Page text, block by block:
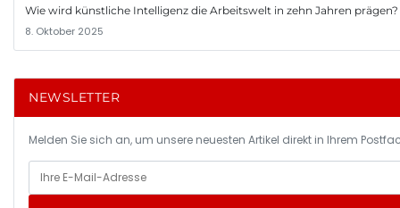
Wie wird künstliche Intelligenz die Arbeitswelt in zehn Jahren prägen?
8. Oktober 2025
NEWSLETTER
Melden Sie sich an, um unsere neuesten Artikel direkt in Ihrem